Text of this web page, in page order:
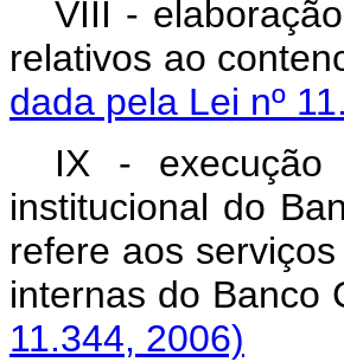
VIII -
relativos ao
dada pela Lei nº
IX - execução
institucional do
refere aos
internas do
11.344, 2006)